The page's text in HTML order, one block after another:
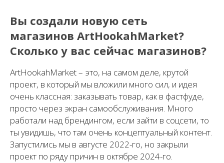
Вы создали новую сеть
магазинов ArtHookahMarket?
Сколько у вас сейчас магазинов?
ArtHookahMarket – это, на самом деле, крутой
проект, в который мы вложили много сил, и идея
очень классная: заказывать товар, как в фастфуде,
просто через экран самообслуживания. Много
работали над брендингом, если зайти в соцсети, то
ты увидишь, что там очень концептуальный контент.
Запустились мы в августе 2022-го, но закрыли
проект по ряду причин в октябре 2024-го.